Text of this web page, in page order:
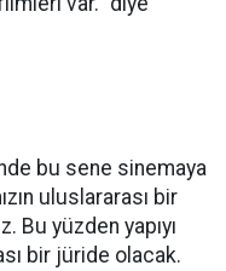
bu sene sinemaya
uluslararası bir
Bu yüzden yapıyı
bir jüride olacak.